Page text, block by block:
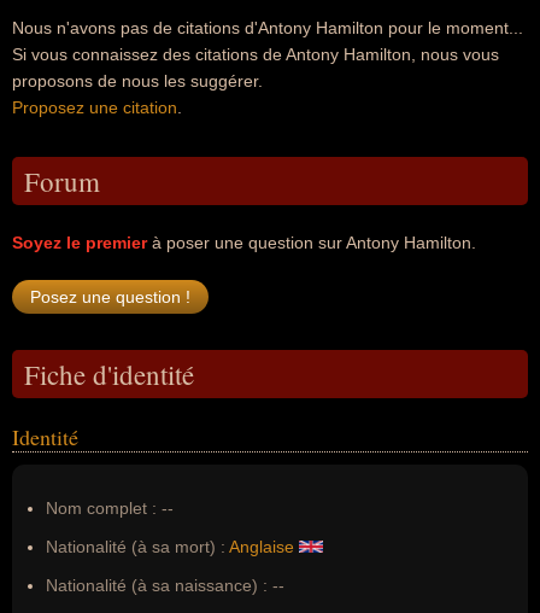
Nous n'avons pas de citations d'Antony Hamilton pour le moment...
Si vous connaissez des citations de Antony Hamilton, nous vous
proposons de nous les suggérer.
Proposez une citation
Forum
Soyez le premierà poser une question sur Antony Hamilton.
Fiche d'identité
Identité
Nom complet : --
Nationalité (à sa mort) : Anglaise
Nationalité (à sa naissance) : --